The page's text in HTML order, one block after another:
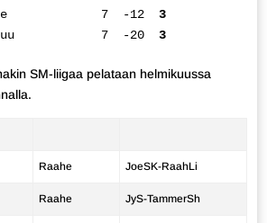
7  -12
3
7  -20
3
SM-liigaa pelataan helmikuussa
Raahe JoeSK-RaahLi
Raahe JyS-TammerSh